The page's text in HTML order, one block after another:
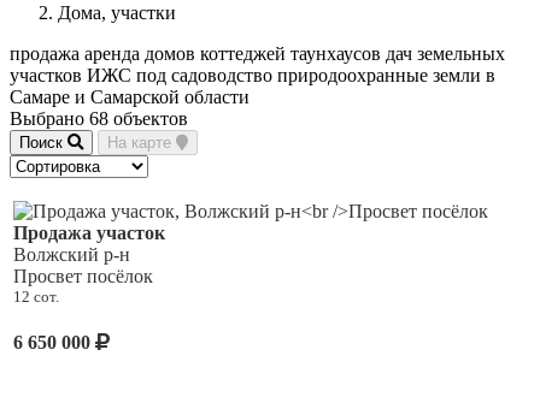
Дома, участки
продажа аренда домов коттеджей таунхаусов дач земельных
участков ИЖС под садоводство природоохранные земли в
Самаре и Самарской области
Выбрано 68 объектов
Поиск На карте
Продажа участок
Волжский р-н
Просвет посёлок
12 сот.
6 650 000